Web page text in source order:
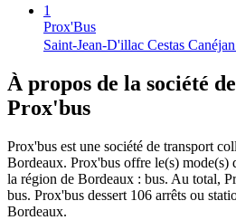
1
Prox'Bus
Saint-Jean-D'illac Cestas Canéjan
À propos de la société
Prox'bus
Prox'bus est une société de transport
Bordeaux. Prox'bus offre le(s) mode(s)
la région de Bordeaux : bus. Au total,
bus. Prox'bus dessert 106 arrêts ou
Bordeaux.